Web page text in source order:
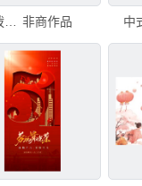
土拨鼠节庆典插画 非商作品